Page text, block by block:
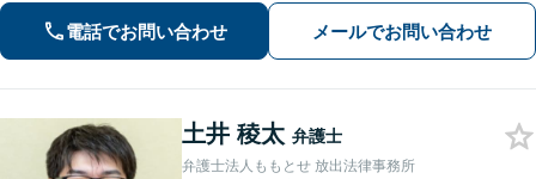
きるだけ早期にご相談頂けると助かり
ます。法律問題だけではないトータル
サポートを目指します【セカンドオピ
ニオン可】
電話でお問い合わせ メールでお問い合わせ
土井 稜太 弁護士
弁護士法人ももとせ 放出法律事務所